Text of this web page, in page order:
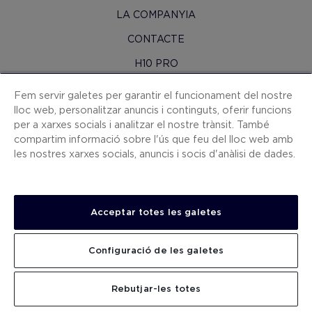
CERCAR
LA COMPANYIA
CONTACTE
H10 PRO
MAPA WEB
CONDICIONS CONTRACTACIÓ
COOKIES
AVÍS LEGAL
CANAL DE DENÚNCIES
TREBALLA AMB NOSALTRES
..
Fem servir galetes per garantir el funcionament del nostre
lloc web, personalitzar anuncis i continguts, oferir funcions
per a xarxes socials i analitzar el nostre trànsit. També
compartim informació sobre l'ús que feu del lloc web amb
les nostres xarxes socials, anuncis i socis d'anàlisi de dades.
Acceptar totes les galetes
Rebutjar-les totes
Configuració de les galetes